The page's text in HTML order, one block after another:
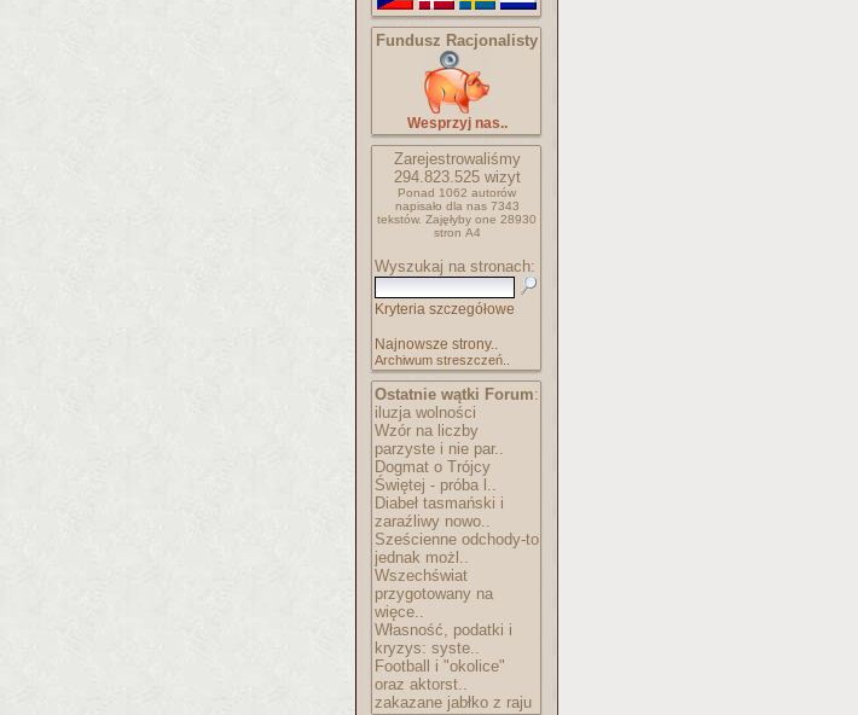
Fundusz Racjonalisty
Wesprzyj nas..
Zarejestrowaliśmy
294.823.525wizyt
Ponad 1062 autorów
napisało dla nas 7343
tekstów. Zajęłyby one 28930
stron A4
Wyszukaj na stronach:
Kryteria szczegółowe
Najnowsze strony..
Archiwum streszczeń..
Ostatnie wątki Forum:
iluzja wolności
Wzór na liczby
parzyste i nie par..
Dogmat o Trójcy
Świętej - próba l..
Diabeł tasmański i
zaraźliwy nowo..
Sześcienne odchody-to
jednak możl..
Wszechświat
przygotowany na
więce..
Własność, podatki i
kryzys: syste..
Football i "okolice"
oraz aktorst..
zakazane jabłko z raju